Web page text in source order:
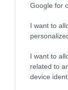
Google for
I want to
I want to
related to
device